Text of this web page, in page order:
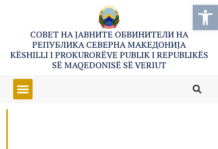
СОВЕТ НА ЈАВНИТЕ ОБВИНИТЕЛИ НА
РЕПУБЛИКА СЕВЕРНА МАКЕДОНИЈА
KËSHILLI I PROKURORËVE PUBLIK I REPUBLIKËS
SË MAQEDONISË SË VERIUT